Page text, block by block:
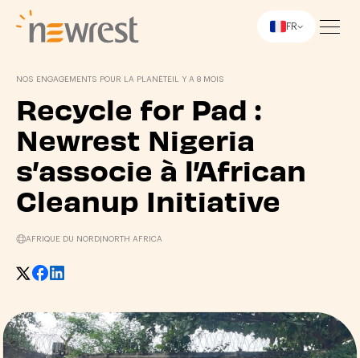
FR
NOS ENGAGEMENTS POUR LA PLANÈTE IL Y A 8 MOIS
Recycle for Pad :
Newrest Nigeria
s’associe à l’African
Cleanup Initiative
AFRIQUE DU NORD NORTH AFRICA